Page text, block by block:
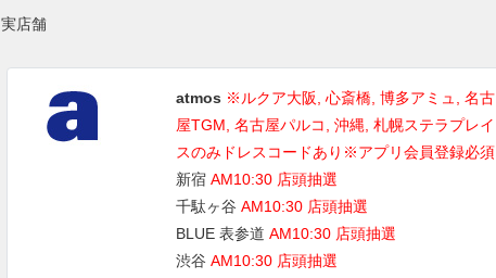
実店舗
atmos ※ルクア大阪, 心斎橋, 博多アミュ, 名古
屋TGM, 名古屋パルコ, 沖縄, 札幌ステラプレイ
スのみドレスコードあり※アプリ会員登録必須
新宿 AM10:30 店頭抽選
千駄ヶ谷 AM10:30 店頭抽選
BLUE 表参道 AM10:30 店頭抽選
渋谷 AM10:30 店頭抽選